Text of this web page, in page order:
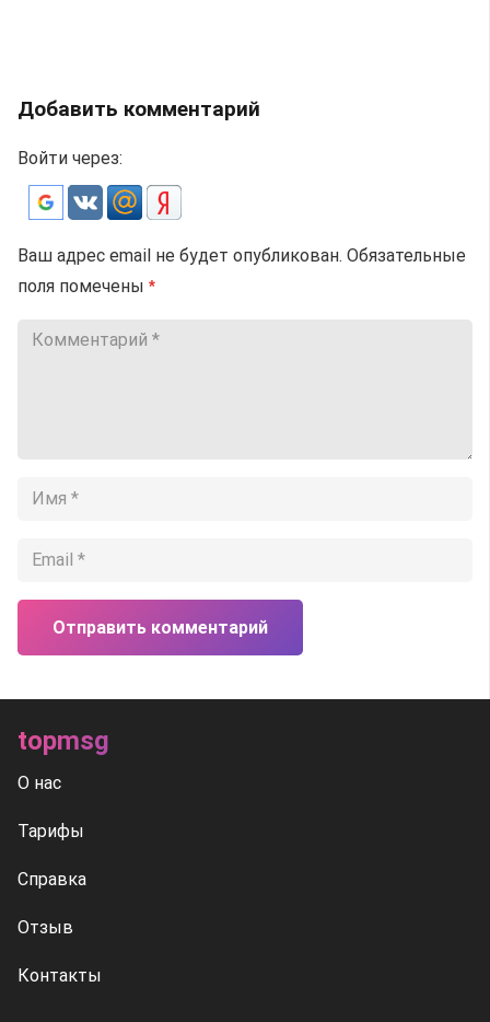
Добавить комментарий
Войти через:
Ваш адрес email не будет опубликован. Обязательные
поля помечены *
Отправить комментарий
topmsg
О нас
Тарифы
Справка
Отзыв
Контакты